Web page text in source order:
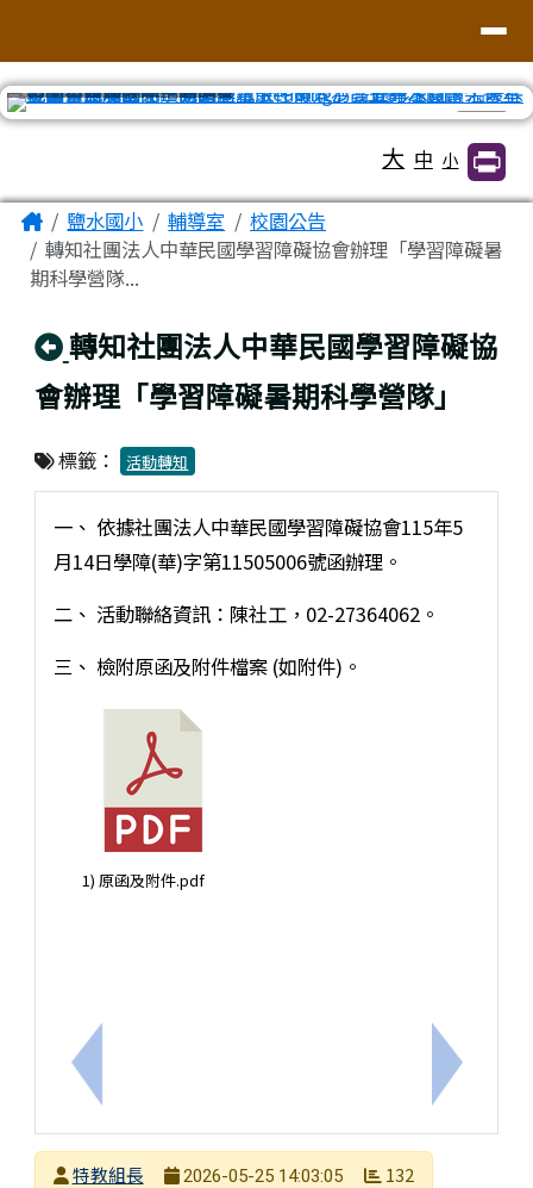
大 中 小
主內容區域
Home鹽水國小 輔導室
校園公告
轉知社團法人中華民國學習障礙協會辦理「學習障礙暑
期科學營隊...
回上頁
轉知社團法人中華民國學習障礙協
會辦理「學習障礙暑期科學營隊」
標籤： 活動轉知
上一筆：教育部辦理「第9屆教育部獎助研發特殊教
一、 依據社團法人中華民國學習障礙協會115年5
月14日學障(華)字第11505006號函辦理。
二、 活動聯絡資訊：陳社工，02-27364062。
三、 檢附原函及附件檔案 (如附件)。
1) 原函及附件.pdf
下一筆：
發布者
特教組長
2026-05-25 14:03:05 132
頁尾區域